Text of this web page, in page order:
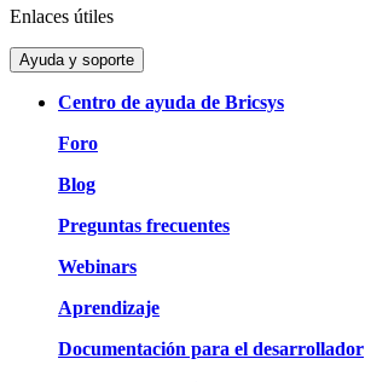
Enlaces útiles
Ayuda y soporte
Centro de ayuda de Bricsys
Foro
Blog
Preguntas frecuentes
Webinars
Aprendizaje
Documentación para el desarrollador